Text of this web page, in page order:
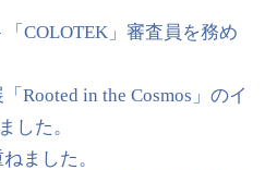
COLOTEK」審査員を務め
Rooted in the Cosmos」のイ
した。
ました。